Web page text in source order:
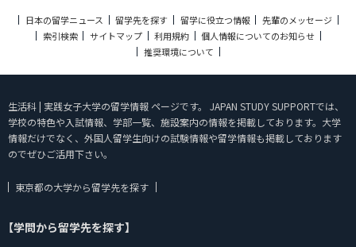
日本の留学ニュース 留学先を探す 留学に役立つ情報
先輩のメッセージ
索引検索
サイトマップ 利用規約
個人情報についてのお知らせ
推奨環境について
生活科 | 実践女子大学の留学情報 ページです。 JAPAN STUDY SUPPORTでは、
学校の特色や入試情報、学部一覧、施設案内の情報を掲載しております。大学
情報だけでなく、外国人留学生向けの試験情報や留学情報も掲載しております
のでぜひご活用下さい。
東京都の大学から留学先を探す
【学問から留学先を探す】